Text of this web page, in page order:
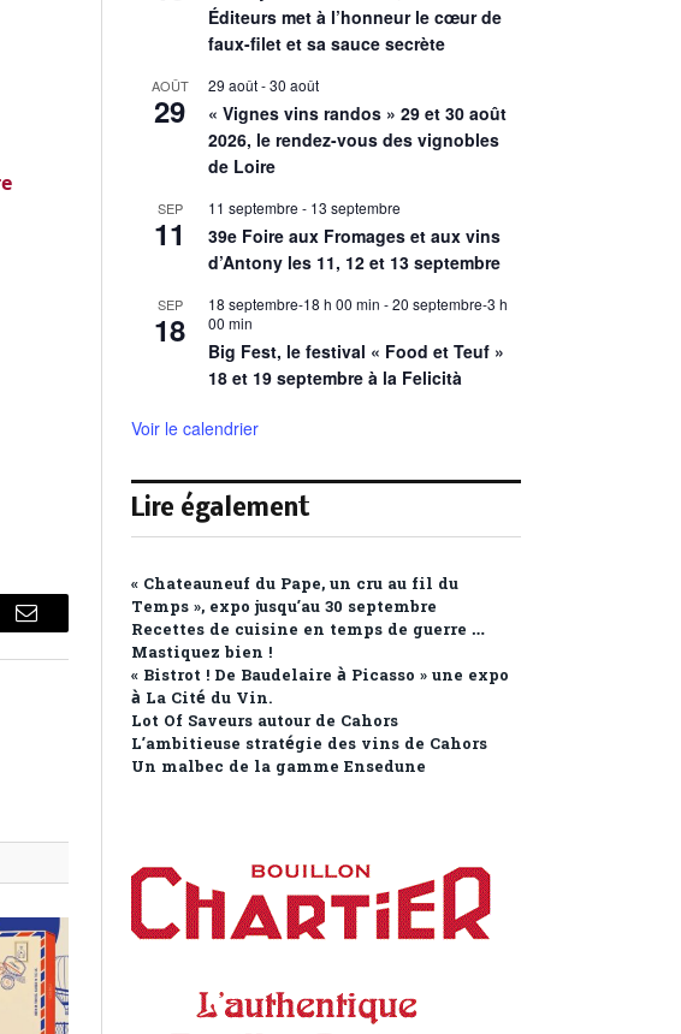
Email
Éditeurs met à l’honneur le cœur de
faux-filet et sa sauce secrète
AOÛT
29
29 août-30 août
« Vignes vins randos » 29 et 30 août
2026, le rendez-vous des vignobles
de Loire
SEP
11
11 septembre - 13 septembre
39e Foire aux Fromages et aux vins
d’Antony les 11, 12 et 13 septembre
SEP
18
18 septembre-18 h 00 min -20 septembre-3 h
00 min
Big Fest, le festival « Food et Teuf »
18 et 19 septembre à la Felicità
Voir le calendrier
Lire également
« Chateauneuf du Pape, un cru au fil du
Temps », expo jusqu’au 30 septembre
Recettes de cuisine en temps de guerre …
Mastiquez bien !
« Bistrot ! De Baudelaire à Picasso » une expo
à La Cité du Vin.
Lot Of Saveurs autour de Cahors
L’ambitieuse stratégie des vins de Cahors
Un malbec de la gamme Ensedune